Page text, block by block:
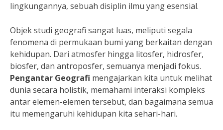
lingkungannya, sebuah disiplin ilmu yang esensial.
Objek studi geografi sangat luas, meliputi segala
fenomena di permukaan bumi yang berkaitan dengan
kehidupan. Dari atmosfer hingga litosfer, hidrosfer,
biosfer, dan antroposfer, semuanya menjadi fokus.
Pengantar Geografi mengajarkan kita untuk melihat
dunia secara holistik, memahami interaksi kompleks
antar elemen-elemen tersebut, dan bagaimana semua
itu memengaruhi kehidupan kita sehari-hari.